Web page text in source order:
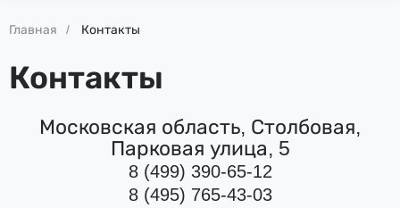
КОНТАКТЫ
Главная Контакты
Контакты
Московская область, Столбовая,
Парковая улица, 5
8 (499) 390-65-12
8 (495) 765-43-03